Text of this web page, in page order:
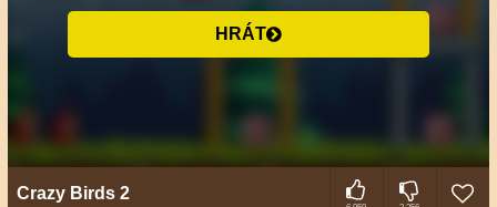
HRÁT
Crazy Birds 2